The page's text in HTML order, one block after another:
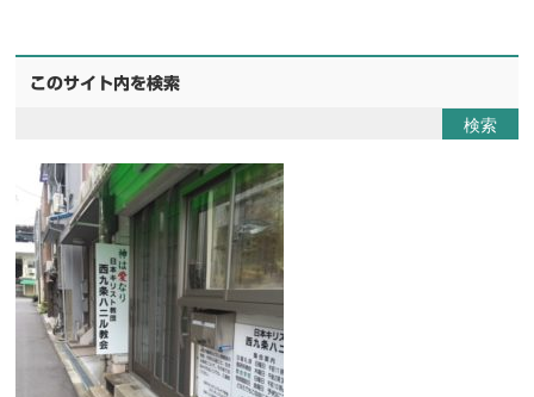
このサイト内を検索